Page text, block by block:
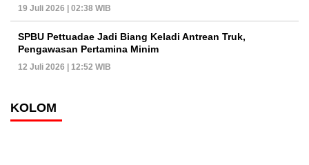
19 Juli 2026 | 02:38 WIB
SPBU Pettuadae Jadi Biang Keladi Antrean Truk,
Pengawasan Pertamina Minim
12 Juli 2026 | 12:52 WIB
KOLOM